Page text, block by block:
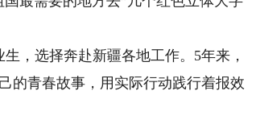
，选择奔赴新疆各地工作。5年来，
的青春故事，用实际行动践行着报效